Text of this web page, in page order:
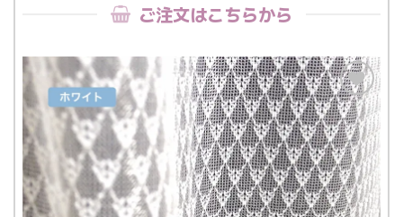
ご注文はこちらから
お気
に入
りに
追加